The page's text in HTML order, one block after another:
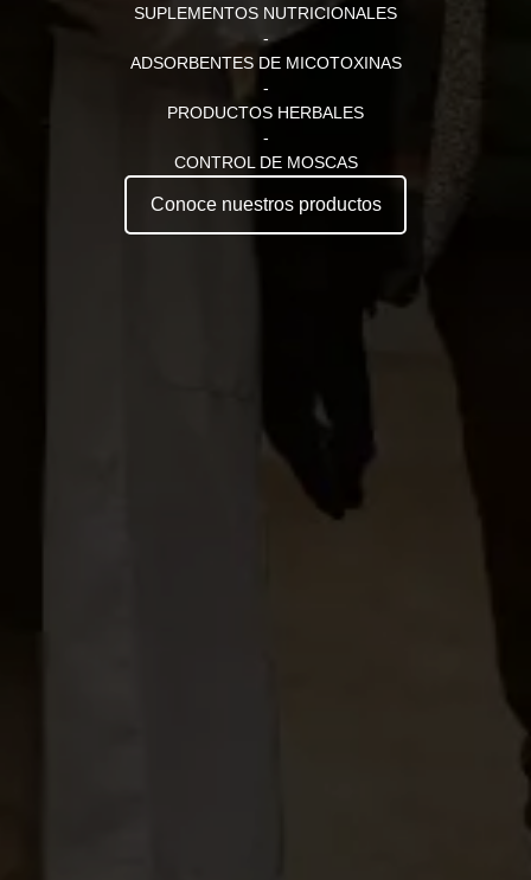
SUPLEMENTOS NUTRICIONALES
-
ADSORBENTES DE MICOTOXINAS
-
PRODUCTOS HERBALES
-
CONTROL DE MOSCAS
Conoce nuestros productos